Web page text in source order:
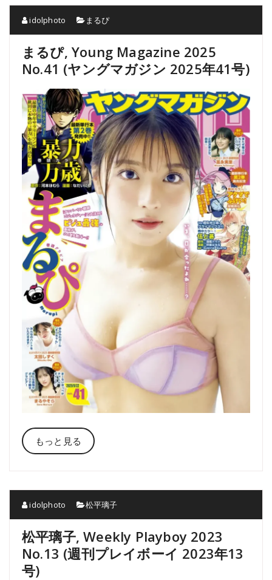
idolphoto まるぴ
まるぴ, Young Magazine 2025
No.41 (ヤングマガジン 2025年41号)
もっと見る
idolphoto 松平璃子
松平璃子, Weekly Playboy 2023
No.13 (週刊プレイボーイ 2023年13
号)